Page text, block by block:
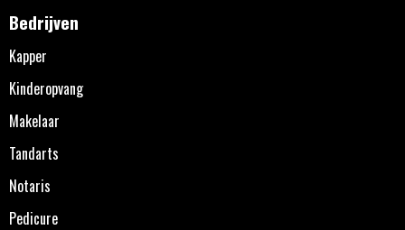
Bedrijven
Kapper
Kinderopvang
Makelaar
Tandarts
Notaris
Pedicure